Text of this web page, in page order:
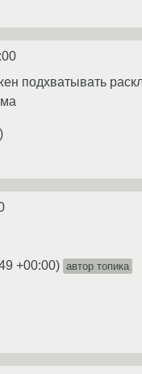
подхватывать
)
+00:00) автор топика